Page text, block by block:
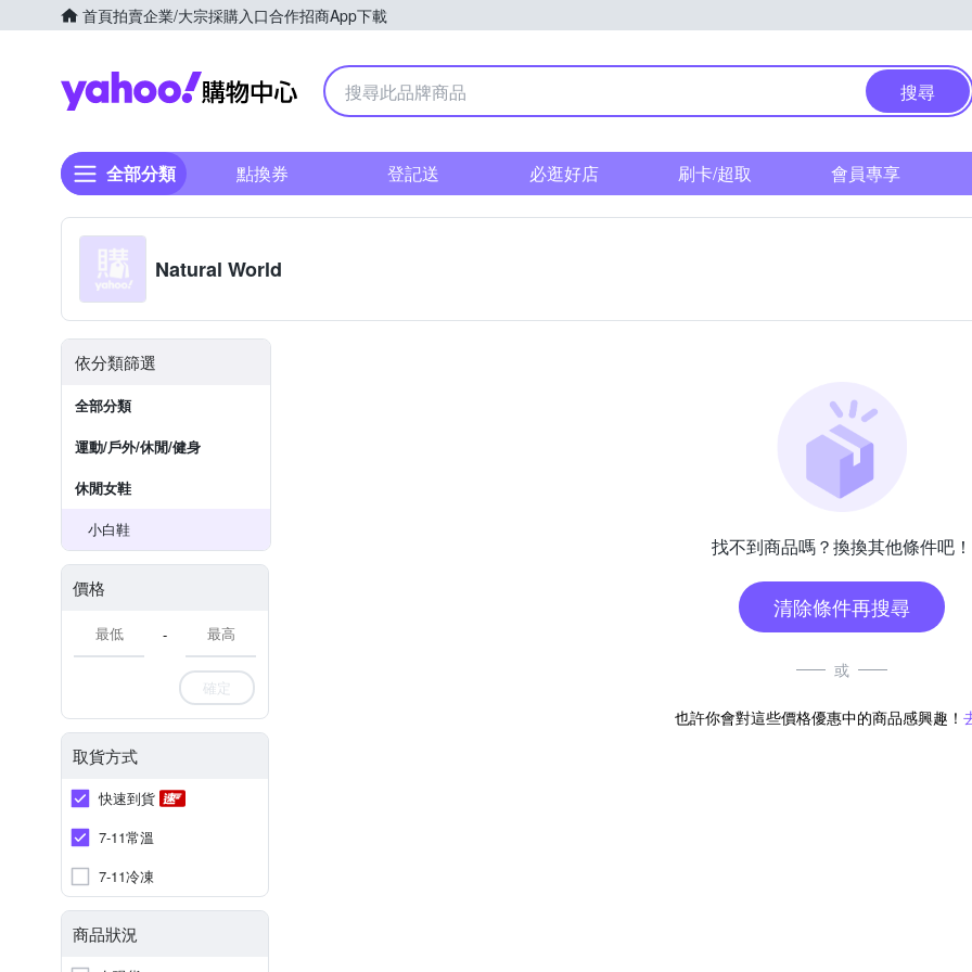
首頁拍賣企業/大宗採購入口合作招商App下載
Yahoo購物中心
搜尋
全部分類 點換券 登記送 必逛好店 刷卡/超取 會員專享
Natural World
依分類篩選
全部分類
運動/戶外/休閒/健身
休閒女鞋
小白鞋
價格
-
確定
取貨方式
快速到貨
7-11常溫
7-11冷凍
商品狀況
找不到商品嗎？換換其他條件吧！
清除條件再搜尋
或
也許你會對這些價格優惠中的商品感興趣！